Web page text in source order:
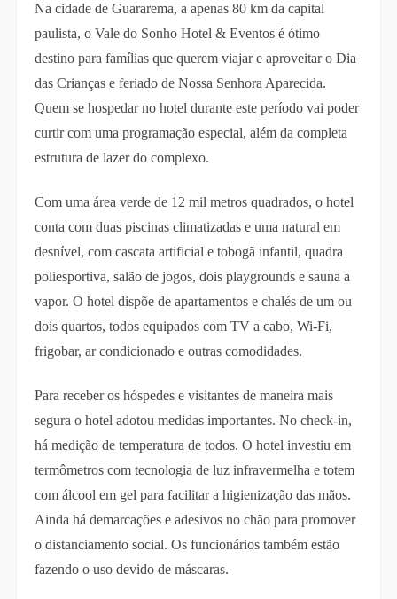
Na cidade de Guararema, a apenas 80 km da capital
paulista, o Vale do Sonho Hotel & Eventos é ótimo
destino para famílias que querem viajar e aproveitar o Dia
das Crianças e feriado de Nossa Senhora Aparecida.
Quem se hospedar no hotel durante este período vai poder
curtir com uma programação especial, além da completa
estrutura de lazer do complexo.
Com uma área verde de 12 mil metros quadrados, o hotel
conta com duas piscinas climatizadas e uma natural em
desnível, com cascata artificial e tobogã infantil, quadra
poliesportiva, salão de jogos, dois playgrounds e sauna a
vapor. O hotel dispõe de apartamentos e chalés de um ou
dois quartos, todos equipados com TV a cabo, Wi-Fi,
frigobar, ar condicionado e outras comodidades.
Para receber os hóspedes e visitantes de maneira mais
segura o hotel adotou medidas importantes. No check-in,
há medição de temperatura de todos. O hotel investiu em
termômetros com tecnologia de luz infravermelha e totem
com álcool em gel para facilitar a higienização das mãos.
Ainda há demarcações e adesivos no chão para promover
o distanciamento social. Os funcionários também estão
fazendo o uso devido de máscaras.